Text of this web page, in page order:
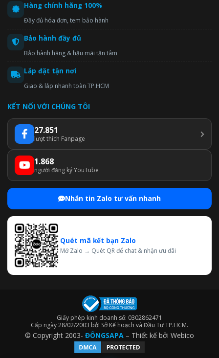
Hàng chính hãng 100%
Đầy đủ hóa đơn, tem bảo hành
Bảo hành đầy đủ
Bảo hành hãng & hậu mãi tận tâm
Lắp đặt tận nơi
Giao & lắp nhanh toàn TP.HCM
KẾT NỐI VỚI CHÚNG TÔI
27.851
lượt thích Fanpage
1.868
người đăng ký YouTube
Nhắn tin Zalo tư vấn nhanh
Quét mã kết bạn Zalo
Mở Zalo → Quét QR để chat & nhận ưu đãi
Giấy phép kinh doanh số: 0302862471
Cấp ngày 28/02/2003 bởi Sở Kế hoạch và Đầu Tư TP.HCM.
© Copyright 2003- ĐÔNGSAPA – Thiết kế bởi Webico